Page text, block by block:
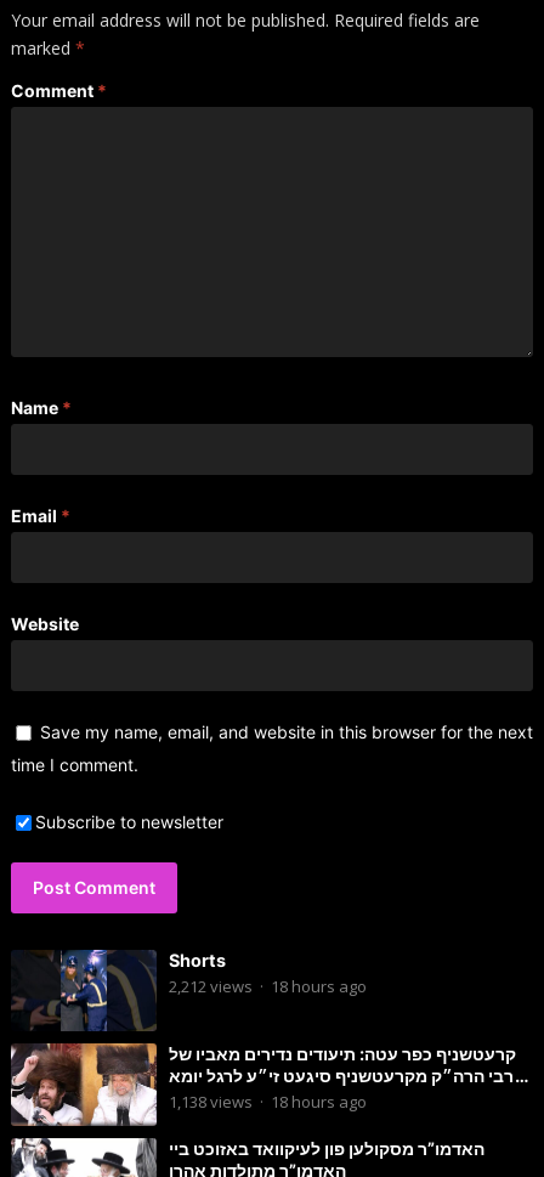
Your email address will not be published. Required fields are
marked *
Comment *
Name *
Email *
Website
Save my name, email, and website in this browser for the next
time I comment.
Subscribe to newsletter
Shorts
2,212views · 18 hours ago
קרעטשניף כפר עטה: תיעודים נדירים מאביו של
הרבי הרה״ק מקרעטשניף סיגעט זי״ע לרגל יומא
דהילולא
1,138views · 18 hours ago
האדמו”ר מסקולען פון לעיקוואד באזוכט ביי
האדמו”ר מתולדות אהרן